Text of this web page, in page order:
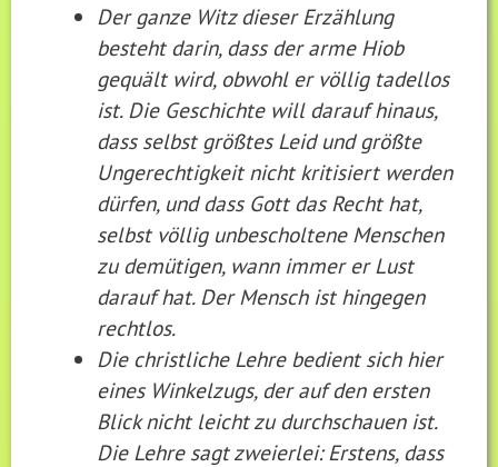
Der ganze Witz dieser Erzählung
besteht darin, dass der arme Hiob
gequält wird, obwohl er völlig tadellos
ist. Die Geschichte will darauf hinaus,
dass selbst größtes Leid und größte
Ungerechtigkeit nicht kritisiert werden
dürfen, und dass Gott das Recht hat,
selbst völlig unbescholtene Menschen
zu demütigen, wann immer er Lust
darauf hat. Der Mensch ist hingegen
rechtlos.
Die christliche Lehre bedient sich hier
eines Winkelzugs, der auf den ersten
Blick nicht leicht zu durchschauen ist.
Die Lehre sagt zweierlei: Erstens, dass